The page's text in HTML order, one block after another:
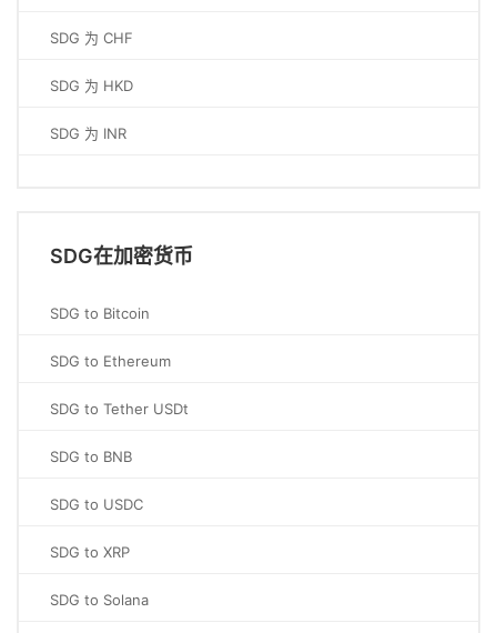
SDG 为 CHF
SDG 为 HKD
SDG 为 INR
SDG在加密货币
SDG to Bitcoin
SDG to Ethereum
SDG to Tether USDt
SDG to BNB
SDG to USDC
SDG to XRP
SDG to Solana